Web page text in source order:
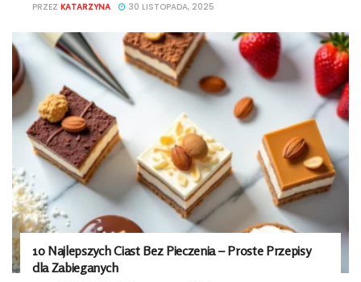
PRZEZ KATARZYNA 30 LISTOPADA, 2025
10 Najlepszych Ciast Bez Pieczenia – Proste Przepisy
dla Zabieganych